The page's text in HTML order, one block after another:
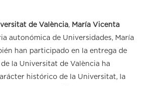
de València, María Vicenta
autonómica de Universidades, María
han participado en la entrega de
la Universitat de València ha
histórico de la Universitat, la